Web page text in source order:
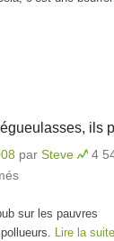
ils
par Steve 4
sur les pauvres
Lire la